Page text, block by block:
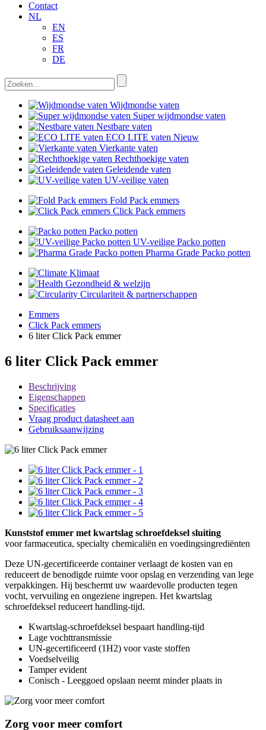
Contact
NL
EN
ES
FR
DE
Wijdmondse vaten
Super wijdmondse vaten
Nestbare vaten
ECO LITE vaten Nieuw
Vierkante vaten
Rechthoekige vaten
Geleidende vaten
UV-veilige vaten
Fold Pack emmers
Click Pack emmers
Packo potten
UV-veilige Packo potten
Pharma Grade Packo potten
Klimaat
Gezondheid & welzijn
Circulariteit & partnerschappen
Emmers
Click Pack emmers
6 liter Click Pack emmer
6 liter Click Pack emmer
Beschrijving
Eigenschappen
Specificaties
Vraag product datasheet aan
Gebruiksaanwijzing
Kunststof emmer met kwartslag schroefdeksel sluiting
voor farmaceutica, specialty chemicaliën en voedingsingrediënten
Deze UN-gecertificeerde container verlaagt de kosten van en
reduceert de benodigde ruimte voor opslag en verzending van lege
verpakkingen. Hij beschermt uw waardevolle producten tegen
vocht, vervuiling en ongeziene ingrepen. Het kwartslag
schroefdeksel reduceert handling-tijd.
Kwartslag-schroefdeksel bespaart handling-tijd
Lage vochttransmissie
UN-gecertificeerd (1H2) voor vaste stoffen
Voedselveilig
Tamper evident
Conisch - Leeggoed opslaan neemt minder plaats in
Zorg voor meer comfort